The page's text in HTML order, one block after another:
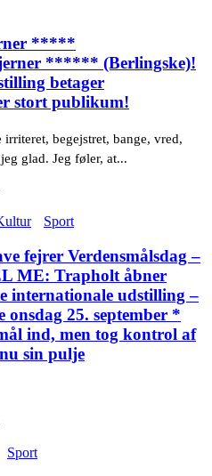
*****
****** (Berlingske)!
betager
stort publikum!
begejstret, bange, vred,
glad. Jeg føler, at...
Sport
fejrer Verdensmålsdag –
ME: Trapholt åbner
internationale udstilling –
25. september *
ind, men tog kontrol af
sin pulje
Sport